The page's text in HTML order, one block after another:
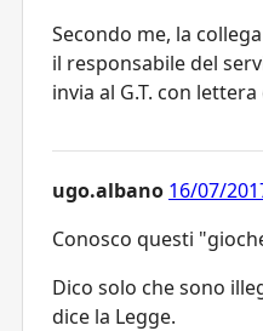
Secondo me, la
il responsabile del
invia al G.T. con
ugo.albano 16/07/
Conosco questi
Dico solo che sono
dice la Legge.